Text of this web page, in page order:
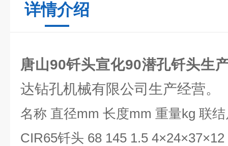
详情介绍
唐山90钎头宣化90潜孔钎头生
达钻孔机械有限公司生产经营。
名称 直径mm 长度mm 重量kg 联
CIR65钎头 68 145 1.5